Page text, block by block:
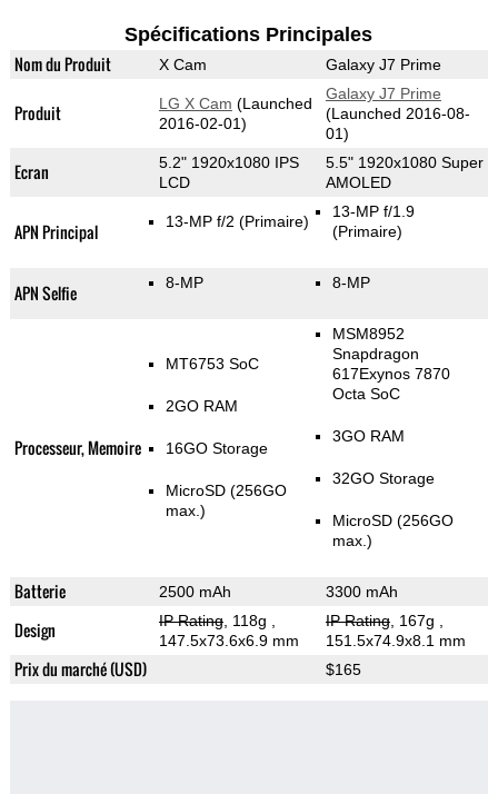
Spécifications Principales
Nom du Produit X Cam Galaxy J7 Prime
Produit LG X Cam (Launched
2016-02-01)
Galaxy J7 Prime
(Launched 2016-08-
01)
Ecran
5.2" 1920x1080 IPS
LCD
5.5" 1920x1080 Super
AMOLED
APN Principal 13-MP f/2 (Primaire)
13-MP f/1.9
(Primaire)
APN Selfie 8-MP 8-MP
Processeur, Memoire
MT6753 SoC
2GO RAM
16GO Storage
MicroSD (256GO
max.)
MSM8952
Snapdragon
617Exynos 7870
Octa SoC
3GO RAM
32GO Storage
MicroSD (256GO
max.)
Batterie 2500 mAh 3300 mAh
Design IP Rating, 118g
147.5x73.6x6.9 mm
IP Rating, 167g
151.5x74.9x8.1 mm
Prix du marché (USD) $165